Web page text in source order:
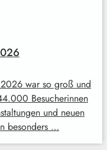
war so groß und
Besucherinnen
und neuen
besonders …